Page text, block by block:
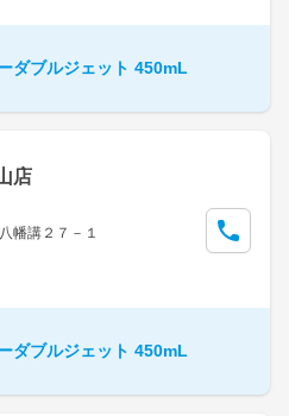
ダブルジェット 450mL
店
幡講２７－１
ダブルジェット 450mL